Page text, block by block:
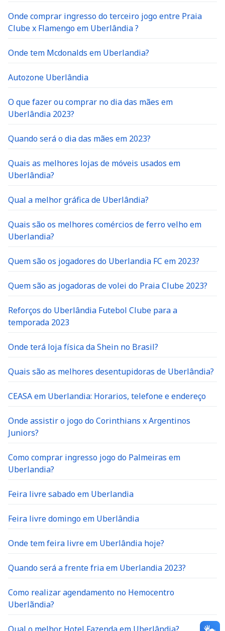
Onde comprar ingresso do terceiro jogo entre Praia
Clube x Flamengo em Uberlândia ?
Onde tem Mcdonalds em Uberlandia?
Autozone Uberlândia
O que fazer ou comprar no dia das mães em
Uberlândia 2023?
Quando será o dia das mães em 2023?
Quais as melhores lojas de móveis usados em
Uberlândia?
Qual a melhor gráfica de Uberlândia?
Quais são os melhores comércios de ferro velho em
Uberlandia?
Quem são os jogadores do Uberlandia FC em 2023?
Quem são as jogadoras de volei do Praia Clube 2023?
Reforços do Uberlândia Futebol Clube para a
temporada 2023
Onde terá loja física da Shein no Brasil?
Quais são as melhores desentupidoras de Uberlândia?
CEASA em Uberlandia: Horarios, telefone e endereço
Onde assistir o jogo do Corinthians x Argentinos
Juniors?
Como comprar ingresso jogo do Palmeiras em
Uberlandia?
Feira livre sabado em Uberlandia
Feira livre domingo em Uberlândia
Onde tem feira livre em Uberlândia hoje?
Quando será a frente fria em Uberlandia 2023?
Como realizar agendamento no Hemocentro
Uberlãndia?